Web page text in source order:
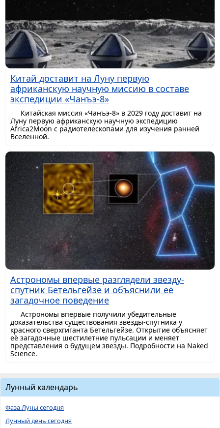
Китай доставит на Луну первую
африканскую научную миссию в составе
экспедиции «Чанъэ-8»
Китайская миссия «Чанъэ-8» в 2029 году доставит на
Луну первую африканскую научную экспедицию
Africa2Moon с радиотелескопами для изучения ранней
Вселенной.
Астрономы впервые разглядели звезду-
спутник Бетельгейзе и объяснили её
загадочное поведение
Астрономы впервые получили убедительные
доказательства существования звезды-спутника у
красного сверхгиганта Бетельгейзе. Открытие объясняет
её загадочные шестилетние пульсации и меняет
представления о будущем звезды. Подробности на Naked
Science.
Лунный календарь
Фаза Луны сегодня
Лунный день сегодня